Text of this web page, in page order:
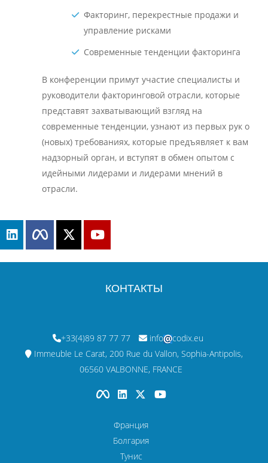
Факторинг, перекрестные продажи и
управление рисками
Современные тенденции факторинга
В конференции примут участие специалисты и
руководители факторинговой отрасли, которые
представят захватывающий взгляд на
современные тенденции, узнают из первых рук о
(новых) требованиях, которые предъявляет к вам
надзорный орган, и вступят в обмен опытом с
идейными лидерами и лидерами мнений в
отрасли.
КОНТАКТЫ
+33(4)89 87 77 77 info
codix.eu
Immeuble Le Carat, 200 Rue du Vallon, Sophia-Antipolis,
06560 VALBONNE, FRANCE
Франция
Болгария
Тунис